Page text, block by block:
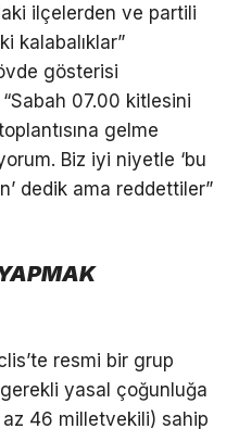
ilçelerden ve partili
kalabalıklar”
gösterisi
“Sabah 07.00 kitlesini
gelme
Biz iyi niyetle ‘bu
dedik ama reddettiler”
resmi bir grup
yasal çoğunluğa
46 milletvekili) sahip